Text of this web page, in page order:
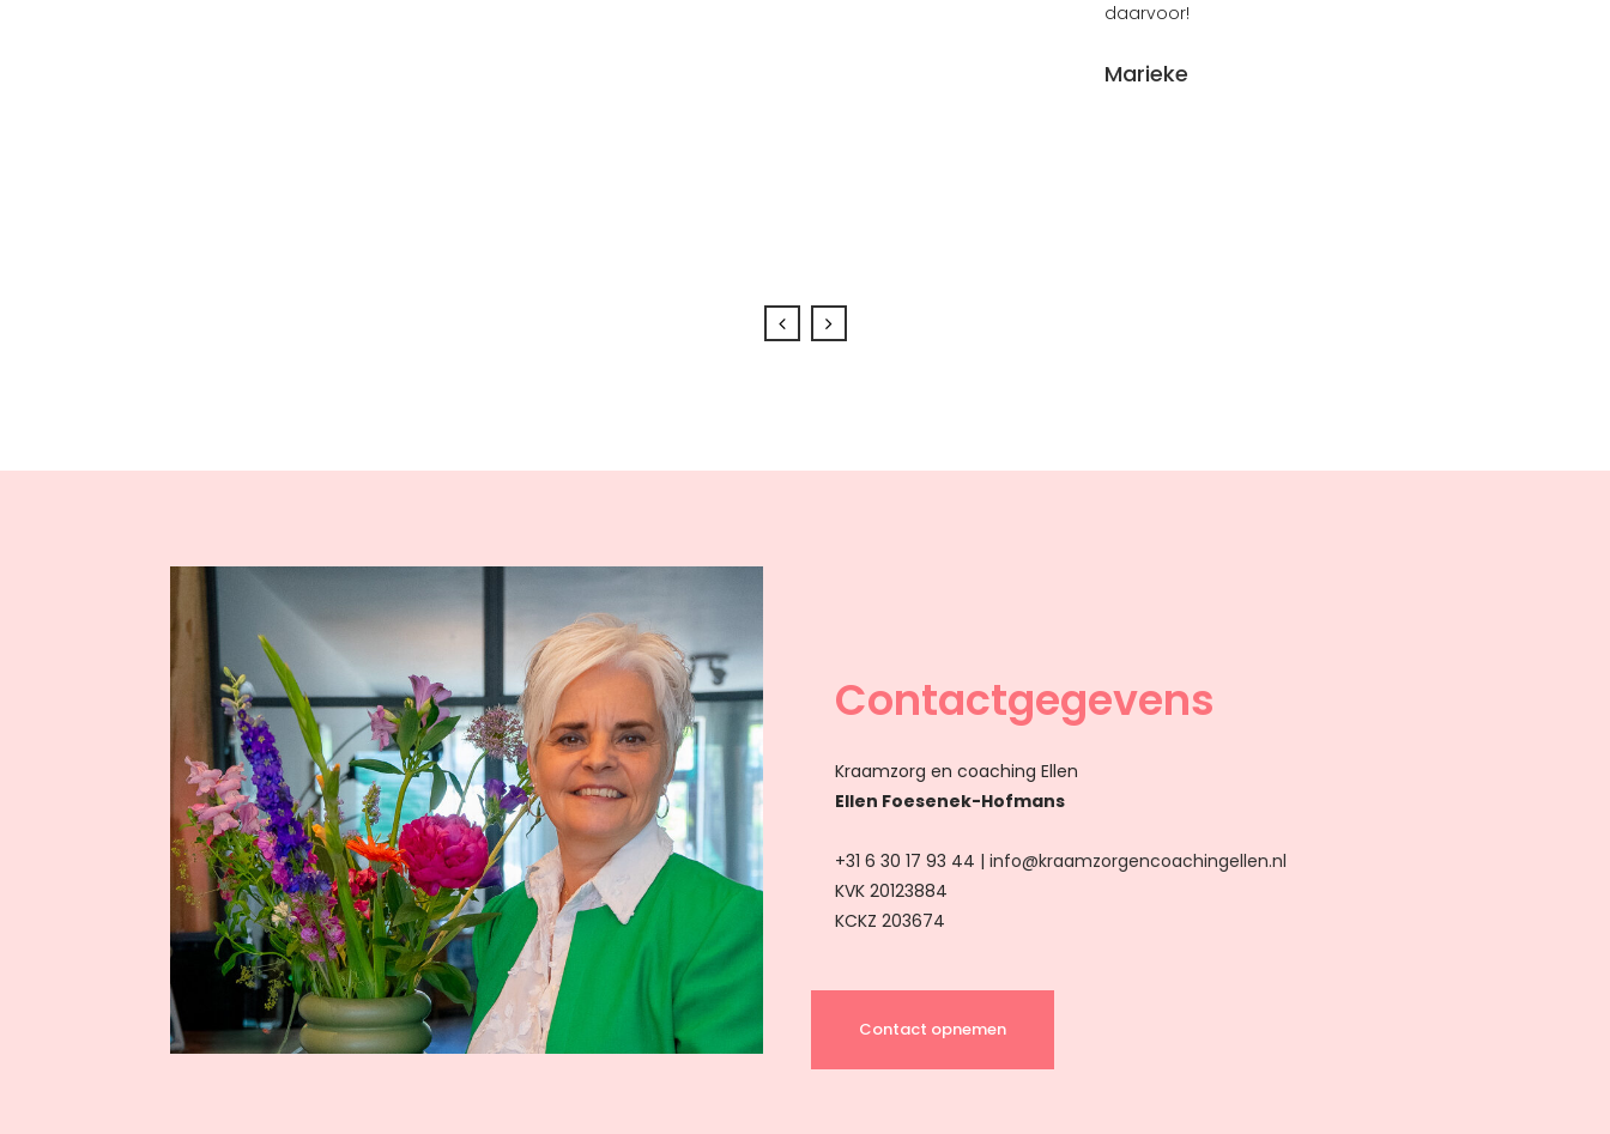
daarvoor!
Marieke
Contactgegevens
Kraamzorg en coaching Ellen
Ellen Foesenek-Hofmans
+31 6 30 17 93 44 | info@kraamzorgencoachingellen.nl
KVK 20123884
KCKZ 203674
Contact opnemen